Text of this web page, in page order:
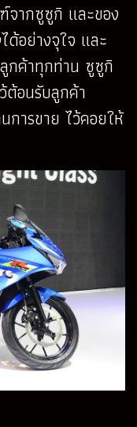
ากซูซูกิ และของ
ด้อย่างจุใจ และ
กค้าทุกท่าน ซูซูกิ
ต้อนรับลูกค้า
การขาย ไว้คอยให้